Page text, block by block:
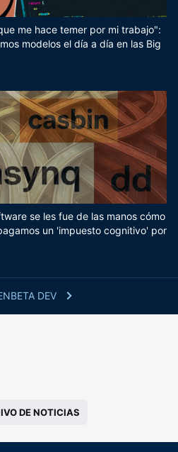
DEV
me hace temer por mi trabajo":
modelos el día a día en las Big
se les fue de las manos cómo
un 'impuesto cognitivo' por
DE NOTICIAS